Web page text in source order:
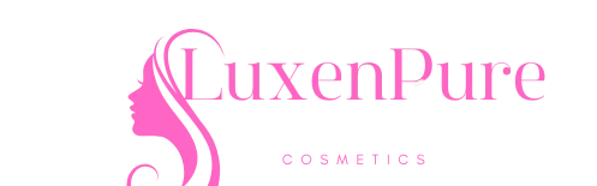
de
That
Makes
Smile